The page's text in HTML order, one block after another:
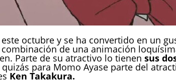
octubre y se ha convertido en un
combinación de una animación
Parte de su atractivo lo tienen sus
para Momo Ayase parte del
Ken Takakura.